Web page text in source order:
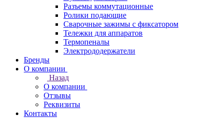
Разъемы коммутационные
Ролики подающие
Сварочные зажимы с фиксатором
Тележки для аппаратов
Термопеналы
Электрододержатели
Бренды
О компании
Назад
О компании
Отзывы
Реквизиты
Контакты